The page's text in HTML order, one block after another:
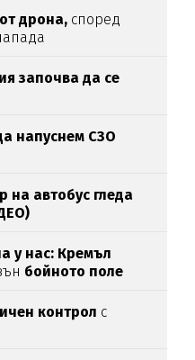
дрона, според
започва да се
напуснем СЗО
автобус гледа
у нас: Кремъл
бойното поле
контрол с